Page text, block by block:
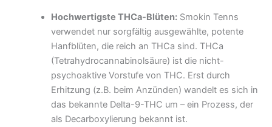
Hochwertigste THCa-Blüten:Smokin Tenns
verwendet nur sorgfältig ausgewählte, potente
Hanfblüten, die reich an THCa sind. THCa
(Tetrahydrocannabinolsäure) ist die nicht-
psychoaktive Vorstufe von THC. Erst durch
Erhitzung (z.B. beim Anzünden) wandelt es sich in
das bekannte Delta-9-THC um – ein Prozess, der
als Decarboxylierung bekannt ist.